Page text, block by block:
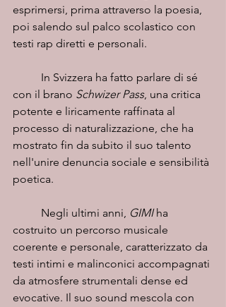
esprimersi, prima attraverso la poesia,
poi salendo sul palco scolastico con
testi rap diretti e personali.
con il brano Schwizer Pass, una critica
potente e liricamente raffinata al
processo di naturalizzazione, che ha
mostrato fin da subito il suo talento
nell'unire denuncia sociale e sensibilità
poetica.
	Negli ultimi anni,
GIMI ha
costruito un percorso musicale
coerente e personale, caratterizzato da
testi intimi e malinconici accompagnati
da atmosfere strumentali dense ed
evocative. Il suo sound mescola con